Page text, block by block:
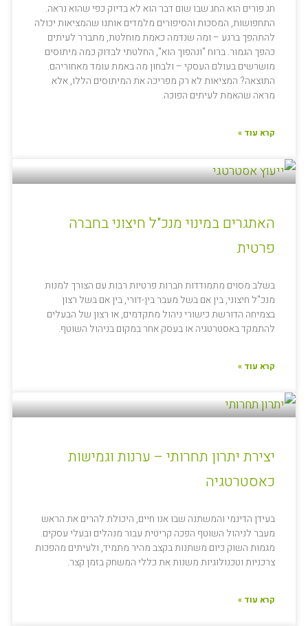
חג פורים הוא החג שבו שום דבר הוא לא בדיוק כפי שהוא נראה.
התחפושות, המסכות והסיפורים מלמדים אותנו שהמציאות יכולה
להתהפך ברגע – ומה שנדמה כאמת מוחלטת, מתברר לעיתים
כהפך הגמור. ברוח "ונהפוך הוא", החלטתי לבדוק כמה מיתוסים
מושרשים בעולם העסקי – ולבחון מה באמת עומד מאחוריהם.
התוצאה? המציאות לא רק מפריכה את המיתוסים הללו, אלא
מראה שהאמת לעיתים הפוכה.
קרא עוד »
האתגרים במינוי מנכ"ל חיצוני בחברה
פרטית
בשלב מסוים מתמודדות חברות פרטיות רבות עם הצורך למנות
מנכ"ל חיצוני, בין אם בשל מעבר בין-דורי, בין אם בשל רצון
בצמיחה הדורשת כישורי ניהול מתקדמים, או רצון של הבעלים
להתמקד באסטרטגיה או בעסק אחר במקום בניהול השוטף.
קרא עוד »
יצירת יתרון תחרותי – ערנות וגמישות
כאסטרטגיה
בעידן הדינמי והמשתנה שבו אנו חיים, היכולת להרים את הראש
מעבר לניהול השוטף הפכה קריטית עבור מנהלים ובעלי עסקים.
מגמות השוק כיום משתנות בקצב מהיר מתמיד, ולעיתים מהפכות
צרכניות וטכנולוגיות משנות את כללי המשחק בזמן קצר.
קרא עוד »